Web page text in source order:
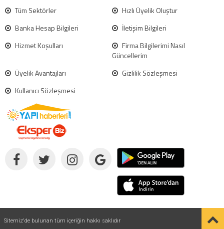
Tüm Sektörler
Hızlı Üyelik Oluştur
Banka Hesap Bilgileri
İletişim Bilgileri
Hizmet Koşulları
Firma Bilgilerimi Nasıl
Güncellerim
Üyelik Avantajları
Gizlilik Sözleşmesi
Kullanıcı Sözleşmesi
Sitemiz'de bulunan tüm içeriğin hakkı saklıdır